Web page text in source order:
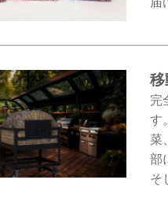
移
完
す
菜
部
そ